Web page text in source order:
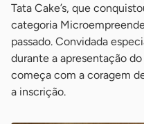
Tata Cake’s, que
categoria
passado. Convidada
durante a apresentação
começa com a coragem
a inscrição.